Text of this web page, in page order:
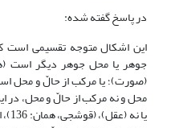
در پاسخ گفته شده:
این اشکال متوجه تقسیمی است
جوهر یا محل جوهر دیگر است
(صورت)؛ یا مرکب از حالّ و محل
محل و نه مرکب از حالّ و محل،